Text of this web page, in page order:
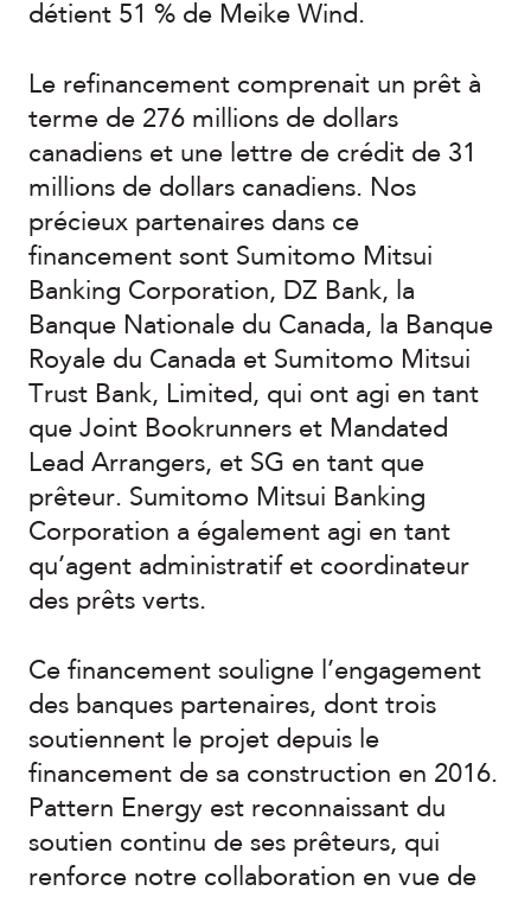
détient 51 % de Meike Wind.
Le refinancement comprenait un prêt à
terme de 276 millions de dollars
canadiens et une lettre de crédit de 31
millions de dollars canadiens. Nos
précieux partenaires dans ce
financement sont Sumitomo Mitsui
Banking Corporation, DZ Bank, la
Banque Nationale du Canada, la Banque
Royale du Canada et Sumitomo Mitsui
Trust Bank, Limited, qui ont agi en tant
que Joint Bookrunners et Mandated
Lead Arrangers, et SG en tant que
prêteur. Sumitomo Mitsui Banking
Corporation a également agi en tant
qu’agent administratif et coordinateur
des prêts verts.
Ce financement souligne l’engagement
des banques partenaires, dont trois
soutiennent le projet depuis le
financement de sa construction en 2016.
Pattern Energy est reconnaissant du
soutien continu de ses prêteurs, qui
renforce notre collaboration en vue de